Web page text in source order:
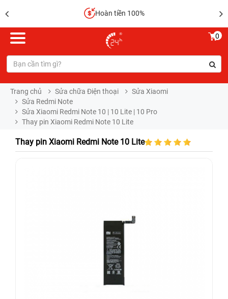
Hoàn tiền 100%
0
Trang chủ Sửa chữa Điện thoại
Sửa Xiaomi
Sửa Redmi Note
Sửa Xiaomi Redmi Note 10 | 10 Lite | 10 Pro
Thay pin Xiaomi Redmi Note 10 Lite
Thay pin Xiaomi Redmi Note 10 Lite